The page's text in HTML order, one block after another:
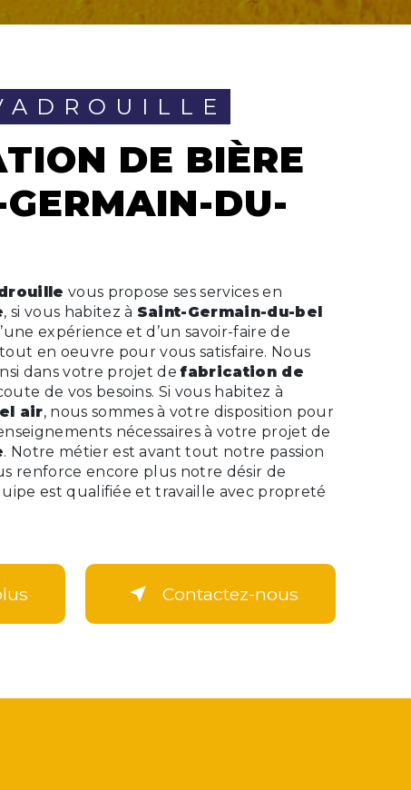
DU-
vous propose ses services en
, si vous habitez à Saint-Germain-du-bel
expérience et d’un savoir-faire de
en oeuvre pour vous satisfaire. Nous
dans votre projet defabrication de
de vos besoins. Si vous habitez à
air, nous sommes à votre disposition pour
nécessaires à votre projet de
. Notre métier est avant tout notre passion
renforce encore plus notre désir de
est qualifiée et travaille avec propreté
Contactez-nous